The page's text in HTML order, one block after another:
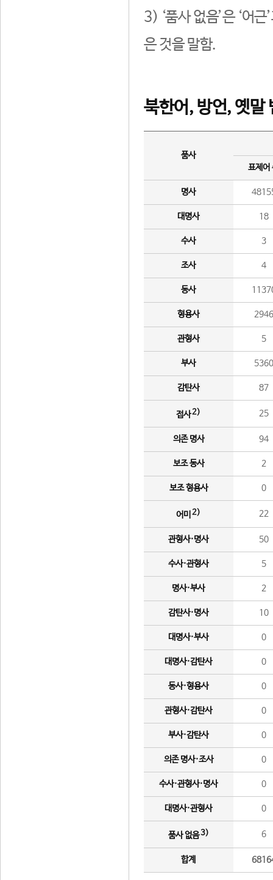
3) ‘품사 없음’은 ‘어
은 것을 말함.
북한어, 방언, 옛말
품사
표제어
명사
대명사 18
수사 3
조사 4
동사
형용사 2946
관형사 5
부사 5360
감탄사 87
접사2) 25
의존 명사 94
보조 동사 2
보조 형용사 0
어미 2) 22
관형사·명사 50
수사·관형사 5
명사·부사 2
감탄사·명사 10
대명사·부사 0
대명사·감탄사 0
동사·형용사 0
관형사·감탄사 0
부사·감탄사 0
의존 명사·조사 0
수사·관형사·명사 0
대명사·관형사 0
품사 없음3) 6
합계